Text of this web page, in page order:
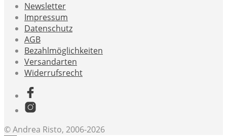
Newsletter
Impressum
Datenschutz
AGB
Bezahlmöglichkeiten
Versandarten
Widerrufsrecht
© Andrea Risto, 2006-2026